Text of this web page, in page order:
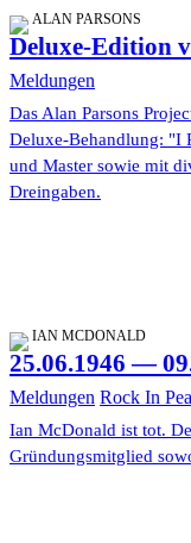
ALAN PARSONS
Deluxe-Edition
Meldungen
Das Alan Parsons
Deluxe-Behandlung: "I
und Master sowie mit
Dreingaben.
IAN MCDONALD
25.06.1946 —
Meldungen Rock In
Ian McDonald ist tot.
Gründungsmitglied